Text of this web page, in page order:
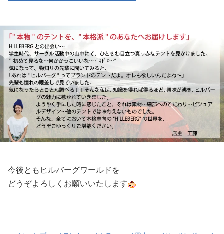
今後ともヒルバーグワールドを
どうぞよろしくお願いいたします